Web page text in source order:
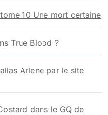
10 Une mort certaine
True Blood ?
Arlene par le site
dans le GQ de